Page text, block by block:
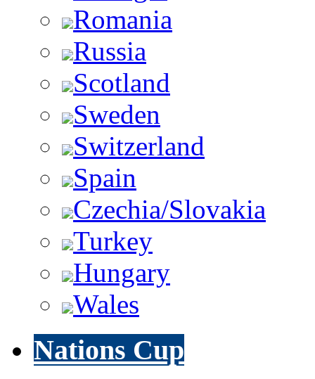
Romania
Russia
Scotland
Sweden
Switzerland
Spain
Czechia/Slovakia
Turkey
Hungary
Wales
Nations Cup